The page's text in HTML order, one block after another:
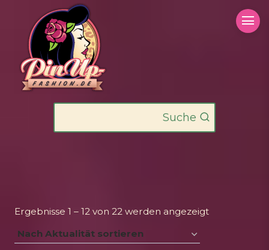
springen
Suche
Ergebnisse 1 – 12 von 22 werden angezeigtNach